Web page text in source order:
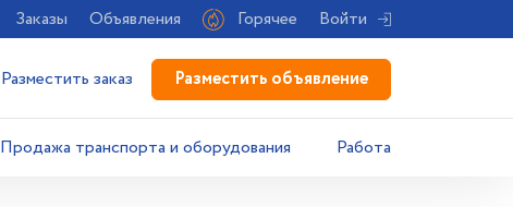
Заказы Объявления Горячее Войти
Разместить заказ Разместить объявление
Продажа транспорта и оборудования Работа